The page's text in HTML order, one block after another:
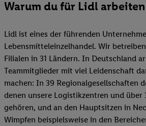
Warum du für Lidl
Lidl ist eines der führenden
Lebensmitteleinzelhandel. Wir
Filialen in 31 Ländern. In Deutschland
Teammitglieder mit viel Leidenschaft
machen: In 39 Regionalgesellschaften
denen unsere Logistikzentren und über
gehören, und an den Hauptsitzen in
Wimpfen beispielsweise in den